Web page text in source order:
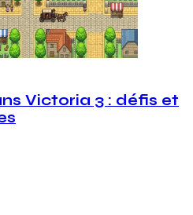
Victoria 3 : défis et